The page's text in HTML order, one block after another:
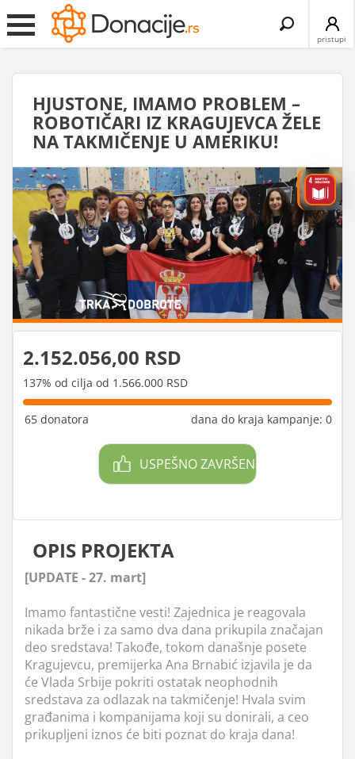
pristupi
Search
HJUSTONE, IMAMO PROBLEM –
ROBOTIČARI IZ KRAGUJEVCA ŽELE
NA TAKMIČENJE U AMERIKU!
2.152.056,00 RSD
137% od cilja od 1.566.000 RSD
65 donatora dana do kraja kampanje: 0
USPEŠNO ZAVRŠEN
OPIS PROJEKTA
[UPDATE - 27. mart]
Imamo fantastične vesti! Zajednica je reagovala
nikada brže i za samo dva dana prikupila značajan
deo sredstava! Takođe, tokom današnje posete
Kragujevcu, premijerka Ana Brnabić izjavila je da
će Vlada Srbije pokriti ostatak neophodnih
sredstava za odlazak na takmičenje! Hvala svim
građanima i kompanijama koji su donirali, a ceo
prikupljeni iznos će biti poznat do kraja dana!